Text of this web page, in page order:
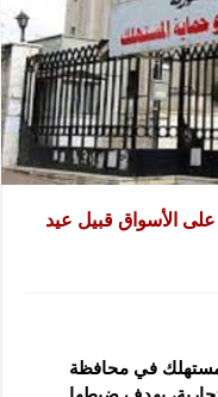
على الأسواق قبيل عيد
في محافظة